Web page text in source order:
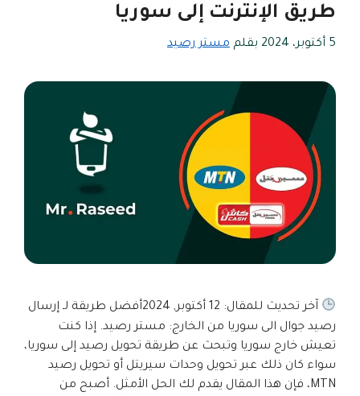
طريق الإنترنت إلى سوريا
5 أكتوبر، 2024 بقلم مستر رصيد
آخر تحديث للمقال: 12 أكتوبر, 2024أفضل طريقة لـ إرسال
رصيد جوال الى سوريا من الخارج: مستر رصيد. إذا كنت
تعيش خارج سوريا وتبحث عن طريقة تحويل رصيد إلى سوريا،
سواء كان ذلك عبر تحويل وحدات سيريتل أو تحويل رصيد
MTN، فإن هذا المقال يقدم لك الحل الأمثل. أصبح من